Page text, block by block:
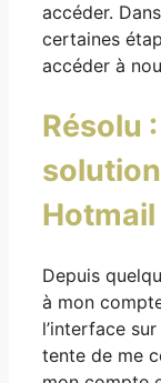
accéder.
certaines
accéder à
Résolu
Hotmail
Depuis
à mon
l’interface
tente de me